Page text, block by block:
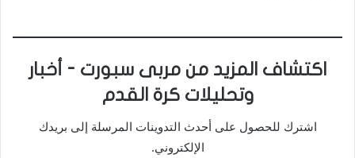
اكتشاف المزيد من مربى سبورت - أخبار
وتحليلات كرة القدم
اشترك للحصول على أحدث التدوينات المرسلة إلى بريدك
الإلكتروني.